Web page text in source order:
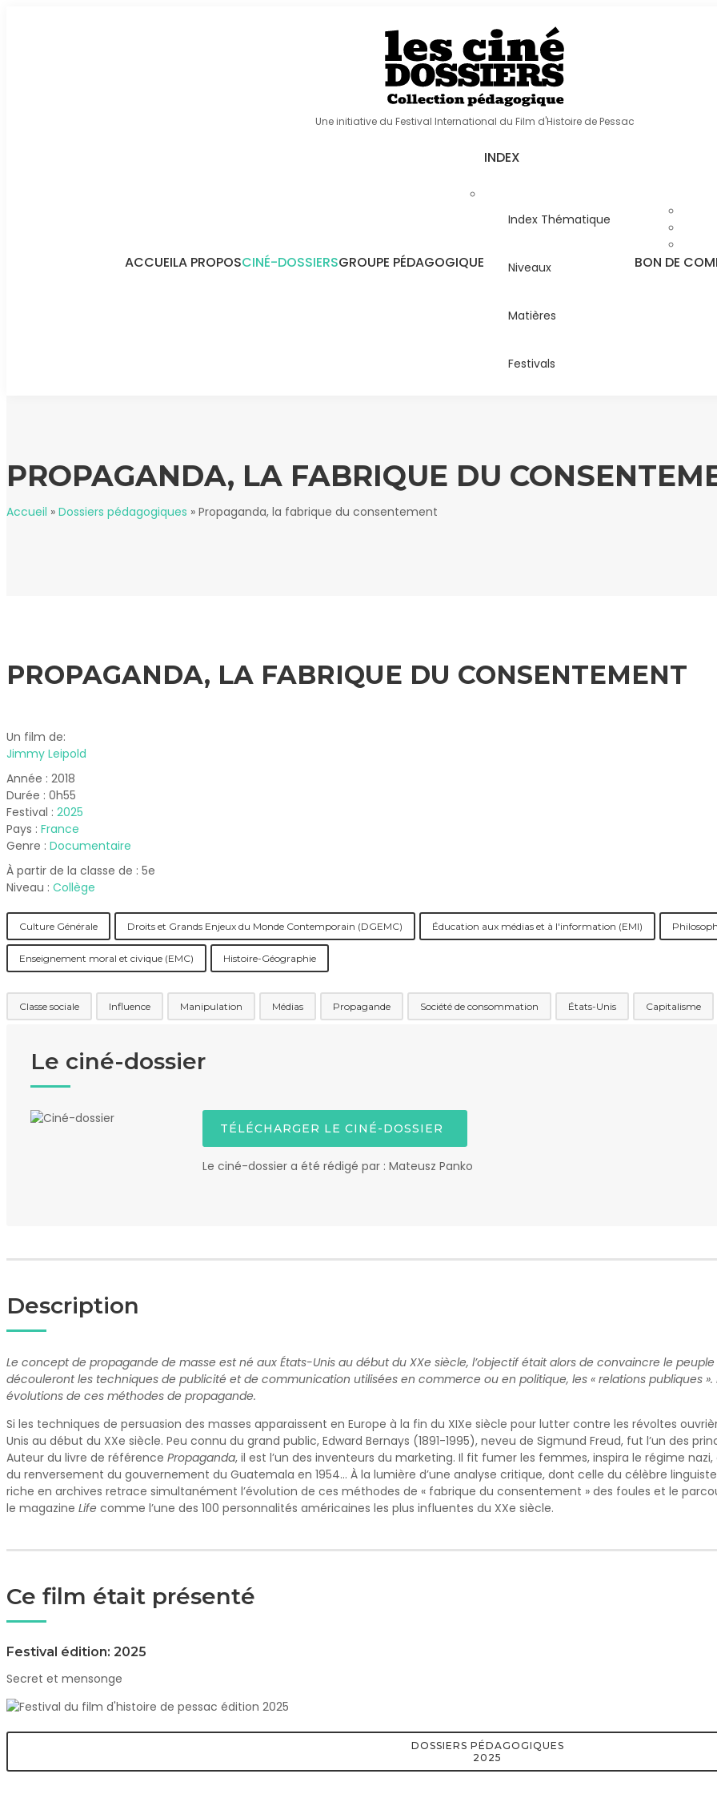
Une initiative du Festival International du Film d'Histoire de Pessac
ACCUEILA PROPOSCINÉ-DOSSIERSGROUPE PÉDAGOGIQUE
INDEX
Index Thématique
Niveaux
Matières
Festivals
BON DE
PROPAGANDA, LA FABRIQUE DU
Accueil » Dossiers pédagogiques » Propaganda, la fabrique du consentement
PROPAGANDA, LA FABRIQUE DU CONSENTEMENT
Un film de:
Jimmy Leipold
Année : 2018
Durée : 0h55
Festival : 2025
Pays : France
Genre : Documentaire
À partir de la classe de : 5e
Niveau : Collège
Culture Générale Droits et Grands Enjeux du Monde Contemporain (DGEMC) Éducation aux médias et à l'information (EMI)
Enseignement moral et civique (EMC) Histoire-Géographie
Classe sociale Influence Manipulation Médias Propagande Société de consommation États-Unis Capitalisme
Le ciné-dossier
TÉLÉCHARGER LE CINÉ-DOSSIER
Le ciné-dossier a été rédigé par : Mateusz Panko
Description
Le concept de propagande de masse est né aux États-Unis au début du XXe siècle, l’objectif était alors de convaincre le
découleront les techniques de publicité et de communication utilisées en commerce ou en politique, les « relations publiques
évolutions de ces méthodes de propagande.
Si les techniques de persuasion des masses apparaissent en Europe à la fin du XIXe siècle pour lutter contre les révoltes
Unis au début du XXe siècle. Peu connu du grand public, Edward Bernays (1891-1995), neveu de Sigmund Freud, fut l’un des
Auteur du livre de référence Propaganda, il est l’un des inventeurs du marketing. Il fit fumer les femmes, inspira le régime
du renversement du gouvernement du Guatemala en 1954… À la lumière d’une analyse critique, dont celle du célèbre
riche en archives retrace simultanément l’évolution de ces méthodes de « fabrique du consentement » des foules et le
le magazine Life comme l’une des 100 personnalités américaines les plus influentes du XXe siècle.
Ce film était présenté
Festival édition: 2025
Secret et mensonge
DOSSIERS PÉDAGOGIQUES
2025